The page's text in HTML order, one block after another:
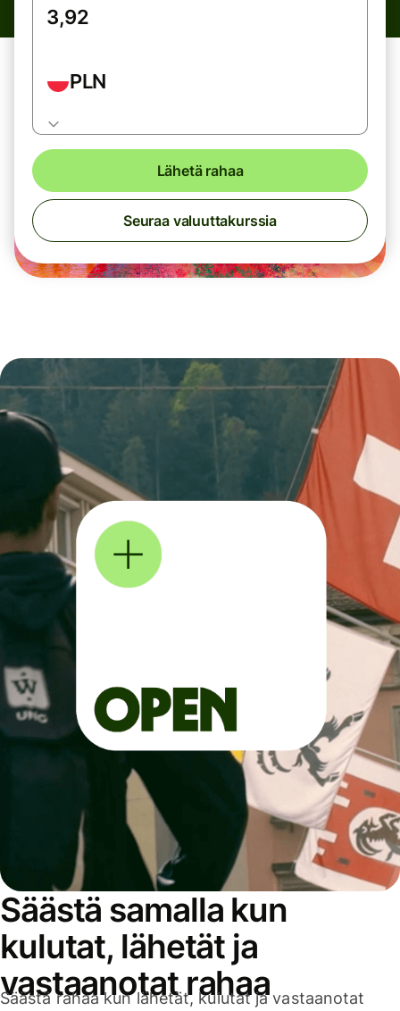
PLN
Lähetä rahaa
Seuraa valuuttakurssia
Säästä samalla kun
kulutat, lähetät ja
vastaanotat rahaa
Säästä rahaa kun lähetät, kulutat ja vastaanotat